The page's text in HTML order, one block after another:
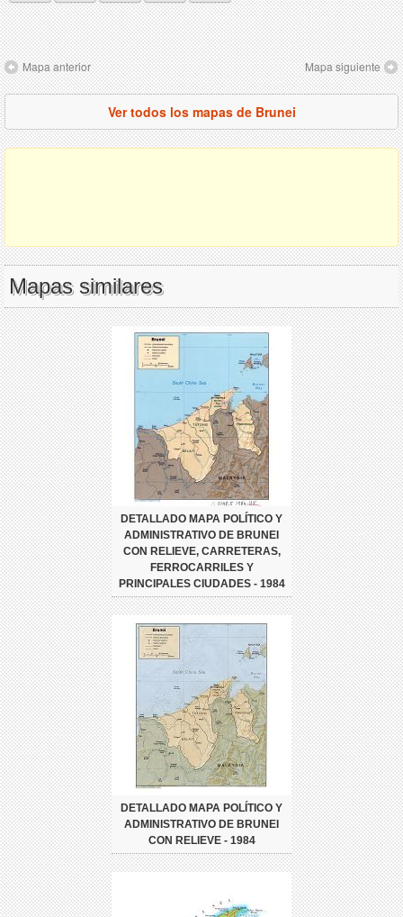
Mapa anterior Mapa siguiente
Ver todos los mapas de Brunei
Mapas similares
DETALLADO MAPA POLÍTICO Y
ADMINISTRATIVO DE BRUNEI
CON RELIEVE, CARRETERAS,
FERROCARRILES Y
PRINCIPALES CIUDADES - 1984
DETALLADO MAPA POLÍTICO Y
ADMINISTRATIVO DE BRUNEI
CON RELIEVE - 1984